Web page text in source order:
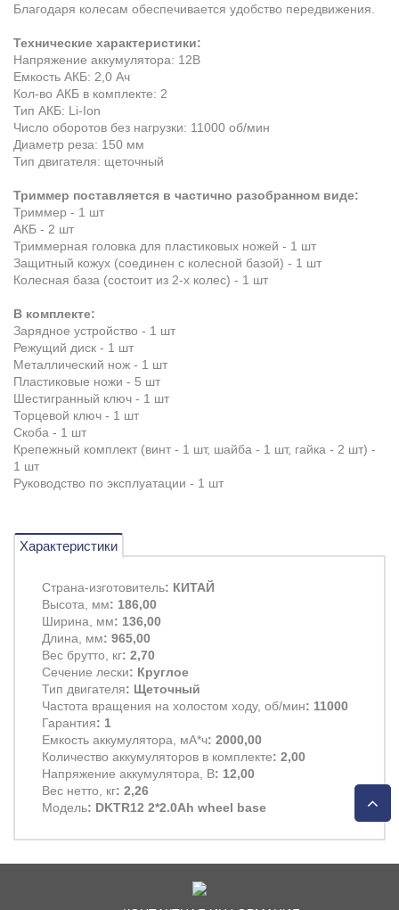
Благодаря колесам обеспечивается удобство передвижения.
Технические характеристики:
Напряжение аккумулятора: 12В
Емкость АКБ: 2,0 Ач
Кол-во АКБ в комплекте: 2
Тип АКБ: Li-Ion
Число оборотов без нагрузки: 11000 об/мин
Диаметр реза: 150 мм
Тип двигателя: щеточный
Триммер поставляется в частично разобранном виде:
Триммер - 1 шт
АКБ - 2 шт
Триммерная головка для пластиковых ножей - 1 шт
Защитный кожух (соединен с колесной базой) - 1 шт
Колесная база (состоит из 2-х колес) - 1 шт
В комплекте:
Зарядное устройство - 1 шт
Режущий диск - 1 шт
Металлический нож - 1 шт
Пластиковые ножи - 5 шт
Шестигранный ключ - 1 шт
Торцевой ключ - 1 шт
Скоба - 1 шт
Крепежный комплект (винт - 1 шт, шайба - 1 шт, гайка - 2 шт) -
1 шт
Руководство по эксплуатации - 1 шт
Характеристики
Страна-изготовитель: КИТАЙ
Высота, мм: 186,00
Ширина, мм: 136,00
Длина, мм: 965,00
Вес брутто, кг: 2,70
Сечение лески: Круглое
Тип двигателя: Щеточный
Частота вращения на холостом ходу, об/мин: 11000
Гарантия: 1
Емкость аккумулятора, мА*ч: 2000,00
Количество аккумуляторов в комплекте: 2,00
Напряжение аккумулятора, В: 12,00
Вес нетто, кг: 2,26
Модель: DKTR12 2*2.0Ah wheel base